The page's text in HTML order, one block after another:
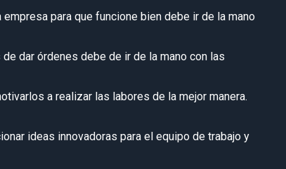
para que funcione bien debe ir de la mano
dar órdenes debe de ir de la mano con las
a realizar las labores de la mejor manera.
ideas innovadoras para el equipo de trabajo y